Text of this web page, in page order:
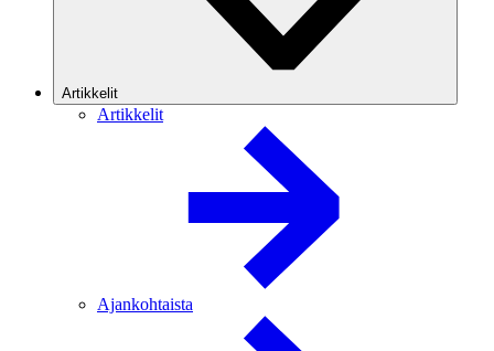
Artikkelit
Artikkelit
Ajankohtaista